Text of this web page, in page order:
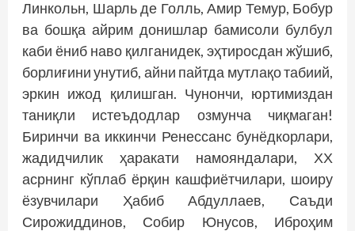
Линкольн, Шарль де Голль, Амир Темур, Бобур
ва бошқа айрим донишлар бамисоли булбул
каби ёниб наво қилганидек, эҳтиросдан жўшиб,
борлиғини унутиб, айни пайтда мутлақо табиий,
эркин ижод қилишган. Чунончи, юртимиздан
таниқли истеъдодлар озмунча чиқмаган!
Биринчи ва иккинчи Ренессанс бунёдкорлари,
жадидчилик ҳаракати намояндалари, ХХ
асрнинг кўп­лаб ёрқин кашфиётчилари, шоиру
ёзувчилари Ҳабиб Абдуллаев, Саъди
Сирожиддинов, Собир Юнусов, Иброҳим